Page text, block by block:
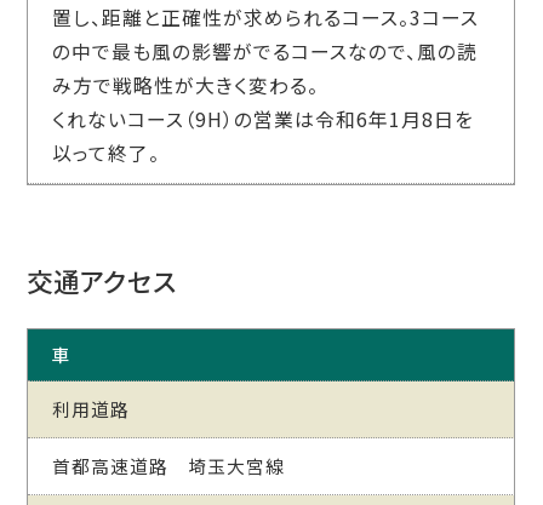
置し、距離と正確性が求められるコース。3コース
の中で最も風の影響がでるコースなので、風の読
み方で戦略性が大きく変わる。
くれないコース（9H）の営業は令和6年1月8日を
以って終了。
交通アクセス
車
利用道路
首都高速道路 埼玉大宮線